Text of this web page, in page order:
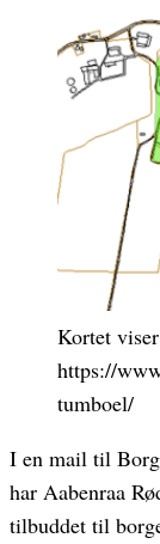
Kortet
https://
tumboel/
I en mail til
har Aabenraa
tilbuddet til